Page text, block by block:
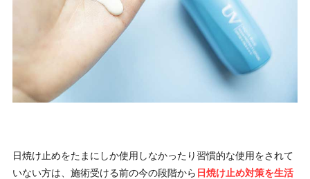
日焼け止めをたまにしか使用しなかったり習慣的な使用をされて
いない方は、施術受ける前の今の段階から 日焼け止め対策を生活